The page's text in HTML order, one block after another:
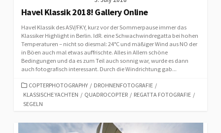
Havel Klassik 2018! Gallery Online
Havel Klassik des ASV/FKY, kurz vor der Sommerpause immer das
Klassiker Highlight in Berlin. IdR. eine Schwachwindregatta bei hohen
Temperaturen – nicht so diesmal: 24°C und mäßiger Wind aus NO der
in Böen auch mal etwas auffrischte. Alles in Allem schöne
Bedingungen und da es zum Teil auch sonnig war, wurde es dann
auch fotografisch interessant. Durch die Windrichtung gab...
CATEGORIES
COPTERPHOTOGRAPHY / DROHNENFOTOGRAFIE /
KLASSISCHE YACHTEN / QUADROCOPTER / REGATTA FOTOGRAFIE /
SEGELN